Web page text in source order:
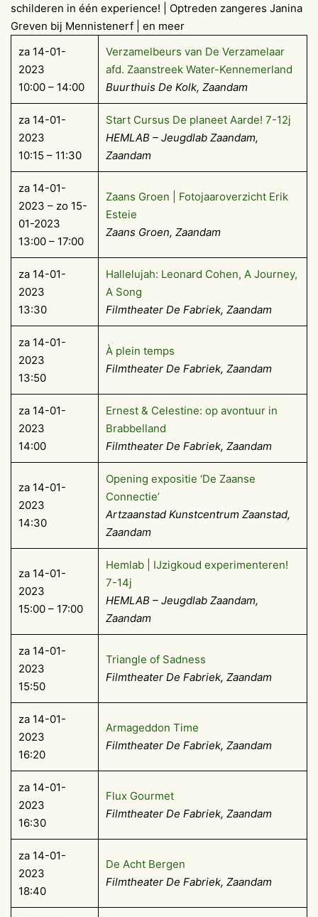
schilderen in één experience! | Optreden zangeres Janina
Greven bij Mennistenerf | en meer
za 14-01-
2023
10:00 – 14:00
Verzamelbeurs van De Verzamelaar
afd. Zaanstreek Water-Kennemerland
Buurthuis De Kolk, Zaandam
za 14-01-
2023
10:15 – 11:30
Start Cursus De planeet Aarde! 7-12j
HEMLAB – Jeugdlab Zaandam,
Zaandam
za 14-01-
2023 – zo 15-
01-2023
13:00 – 17:00
Zaans Groen | Fotojaaroverzicht Erik
Esteie
Zaans Groen, Zaandam
za 14-01-
2023
13:30
Hallelujah: Leonard Cohen, A Journey,
A Song
Filmtheater De Fabriek, Zaandam
za 14-01-
2023
13:50
À plein temps
Filmtheater De Fabriek, Zaandam
za 14-01-
2023
14:00
Ernest & Celestine: op avontuur in
Brabbelland
Filmtheater De Fabriek, Zaandam
za 14-01-
2023
14:30
Opening expositie ‘De Zaanse
Connectie’
Artzaanstad Kunstcentrum Zaanstad,
Zaandam
za 14-01-
2023
15:00 – 17:00
Hemlab | IJzigkoud experimenteren!
7-14j
HEMLAB – Jeugdlab Zaandam,
Zaandam
za 14-01-
2023
15:50
Triangle of Sadness
Filmtheater De Fabriek, Zaandam
za 14-01-
2023
16:20
Armageddon Time
Filmtheater De Fabriek, Zaandam
za 14-01-
2023
16:30
Flux Gourmet
Filmtheater De Fabriek, Zaandam
za 14-01-
2023
18:40
De Acht Bergen
Filmtheater De Fabriek, Zaandam